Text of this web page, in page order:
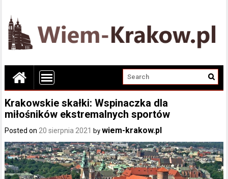
Krakowskie skałki: Wspinaczka dla
miłośników ekstremalnych sportów
Posted on 20 sierpnia 2021 bywiem-krakow.pl